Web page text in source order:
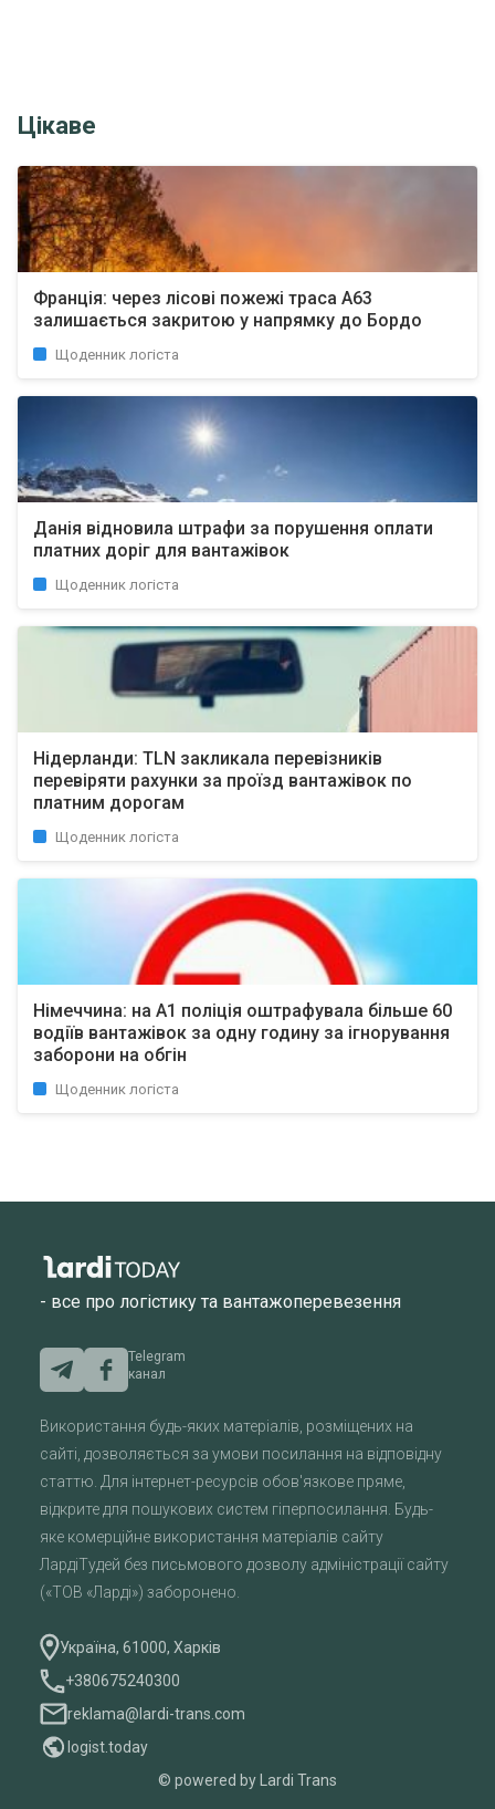
Цікаве
Франція: через лісові пожежі траса A63
залишається закритою у напрямку до Бордо
Щоденник логіста
Данія відновила штрафи за порушення оплати
платних доріг для вантажівок
Щоденник логіста
Нідерланди: TLN закликала перевізників
перевіряти рахунки за проїзд вантажівок по
платним дорогам
Щоденник логіста
Німеччина: на А1 поліція оштрафувала більше 60
водіїв вантажівок за одну годину за ігнорування
заборони на обгін
Щоденник логіста
- все про логістику та вантажоперевезення
Telegram
канал
Використання будь-яких матеріалів, розміщених на
сайті, дозволяється за умови посилання на відповідну
статтю. Для інтернет-ресурсів обов'язкове пряме,
відкрите для пошукових систем гіперпосилання. Будь-
яке комерційне використання матеріалів сайту
ЛардіТудей без письмового дозволу адміністрації сайту
(«ТОВ «Ларді») заборонено.
Україна, 61000, Харків
+380675240300
reklama@lardi-trans.com
logist.today
© powered by Lardi Trans